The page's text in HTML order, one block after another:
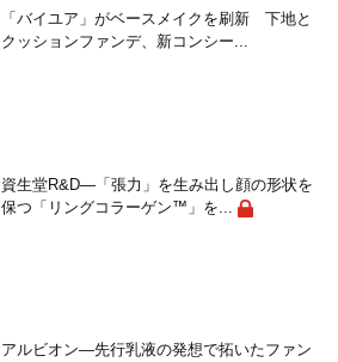
「バイユア」がベースメイクを刷新 下地と
クッションファンデ、新コンシー...
資生堂R&D―「張力」を生み出し顔の形状を
保つ「リングコラーゲン™」を...
アルビオン―先行乳液の発想で拓いたファン